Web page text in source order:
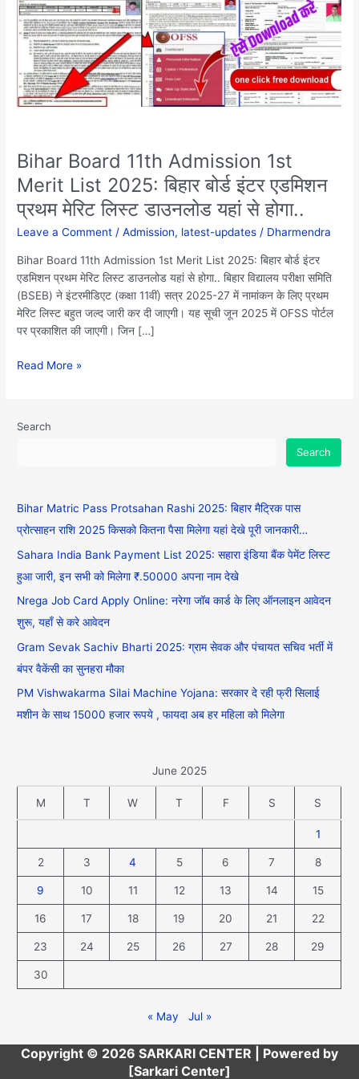
Bihar Board 11th Admission 1st
Merit List 2025: बिहार बोर्ड इंटर एडमिशन
प्रथम मेरिट लिस्ट डाउनलोड यहां से होगा..
Leave a Comment /Admission, latest-updates / Dharmendra
Bihar Board 11th Admission 1st Merit List 2025: बिहार बोर्ड इंटर
एडमिशन प्रथम मेरिट लिस्ट डाउनलोड यहां से होगा.. बिहार विद्यालय परीक्षा समिति
(BSEB) ने इंटरमीडिएट (कक्षा 11वीं) सत्र 2025-27 में नामांकन के लिए प्रथम
मेरिट लिस्ट बहुत जल्द जारी कर दी जाएगी। यह सूची जून 2025 में OFSS पोर्टल
पर प्रकाशित की जाएगी। जिन […]
2025:
बिहार
बोर्ड
एडमिशन
प्रथम
डाउनलोड
यहां
से
होगा..
Read More »
Search
Search
Bihar Matric Pass Protsahan Rashi 2025: बिहार मैट्रिक पास
प्रोत्साहन राशि 2025 किसको कितना पैसा मिलेगा यहां देखे पूरी जानकारी…
Sahara India Bank Payment List 2025: सहारा इंडिया बैंक पेमेंट लिस्ट
हुआ जारी, इन सभी को मिलेगा ₹.50000 अपना नाम देखे
Nrega Job Card Apply Online: नरेगा जॉब कार्ड के लिए ऑनलाइन आवेदन
शुरू, यहाँ से करे आवेदन
Gram Sevak Sachiv Bharti 2025: ग्राम सेवक और पंचायत सचिव भर्ती में
बंपर वैकेंसी का सुनहरा मौका
PM Vishwakarma Silai Machine Yojana: सरकार दे रही फ्री सिलाई
मशीन के साथ 15000 हजार रूपये , फायदा अब हर महिला को मिलेगा
June 2025
M T W T F S S
1
2 3 4 5 6 7 8
9 10 11 12 13 14 15
16 17 18 19 20 21 22
23 24 25 26 27 28 29
30
« May Jul »
Copyright © 2026 SARKARI CENTER | Powered by
[Sarkari Center]